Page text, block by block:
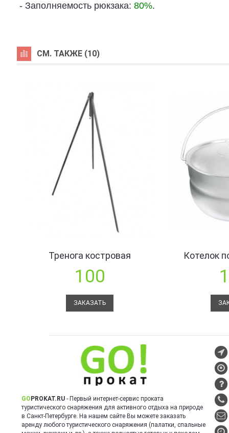
- Заполняемость рюкзака: 80%.
СМ. ТАКЖЕ (10)
Тренога костровая
100
ЗАКАЗАТЬ
Котелок
GO PROKAT.RU - Первый интернет-сервис проката
туристического снаряжения для активного отдыха на природе
в Санкт-Петербурге. На нашем сайте Вы можете заказать
аренду любого туристического снаряжения (палатки, спальные